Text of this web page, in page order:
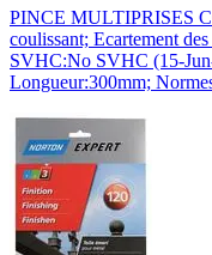
PINCE MULTIPRISES
coulissant; Ecartement
SVHC:No SVHC (15-
Longueur:300mm;